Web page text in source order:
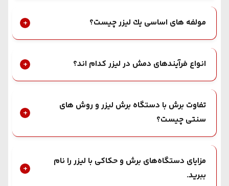
مولفه های اساسی یك لیزر چیست؟
انواع فرآیندهای دمش در لیزر کدام اند؟
تفاوت برش با دستگاه برش لیزر و روش های
سنتی چیست؟
مزایای دستگاه‌های برش و حکاکی با لیزر را نام
ببرید.